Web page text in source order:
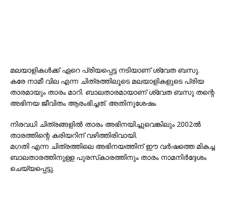
മലയാളികൾക്ക് ഏറെ പ്രിയപ്പെട്ട നടിയാണ് ശ്വേത ബസു.
കരേ നാമീ വില എന്ന ചിത്രത്തിലൂടെ മലയാളികളുടെ പ്രിയ
താരമായും താരം മാറി. ബാലതാരമായാണ് ശ്വേത ബസു തന്റെ
അഭിനയ ജീവിതം ആരംഭിച്ചത്. അതിനുശേഷം
നിരവധി ചിത്രങ്ങളിൽ താരം അഭിനയിച്ചുവെങ്കിലും 2002ൽ
താരത്തിന്റെ കരിയറിന് വഴിത്തിരിവായി.
മഗതി എന്ന ചിത്രത്തിലെ അഭിനയത്തിന് ഈ വർഷത്തെ മികച്ച
ബാലതാരത്തിനുള്ള പുരസ്‌കാരത്തിനും താരം നാമനിർദ്ദേശം
ചെയ്യപ്പെട്ടു.